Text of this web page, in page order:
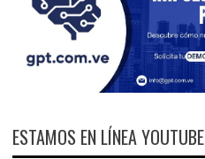
ESTAMOS EN LÍNEA YOUTUBE